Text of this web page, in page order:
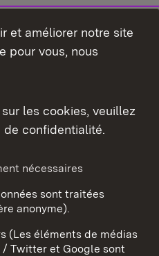
Confidentialité
et améliorer notre site
pour vous, nous
les cookies, veuillez
confidentialité.
nécessaires
sont traitées
anonyme).
(Les éléments de médias
/ Twitter et Google sont